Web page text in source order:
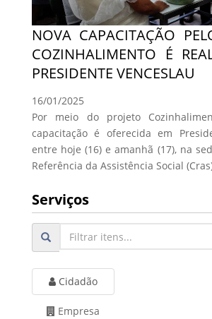
NOVA CAPACITAÇÃO
COZINHALIMENTO É
PRESIDENTE VENCESLAU
16/01/2025
Por meio do projeto
capacitação é oferecida em
entre hoje (16) e amanhã (17), na
Referência da Assistência Social
Serviços
Cidadão
Empresa